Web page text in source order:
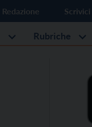
Redazione Scrivici
Rubriche